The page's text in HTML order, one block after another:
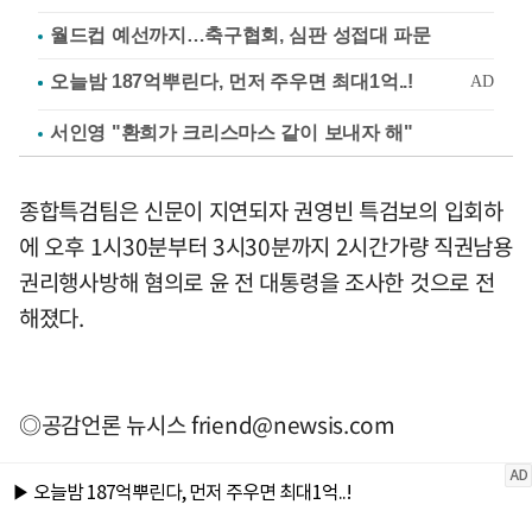
월드컵 예선까지…축구협회, 심판 성접대 파문
서인영 "환희가 크리스마스 같이 보내자 해"
종합특검팀은 신문이 지연되자 권영빈 특검보의 입회하
에 오후 1시30분부터 3시30분까지 2시간가량 직권남용
권리행사방해 혐의로 윤 전 대통령을 조사한 것으로 전
해졌다.
◎공감언론 뉴시스friend@newsis.com